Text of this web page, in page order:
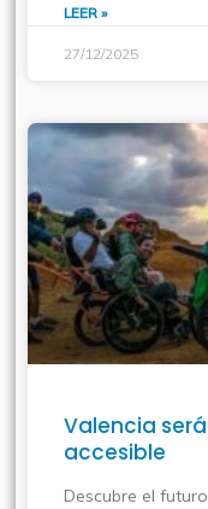
LEER »
27/12/2025
Valencia
accesible
Descubre el